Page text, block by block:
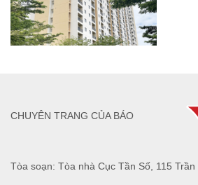
Tòa soạn: Tòa nhà Cục Tần Số, 115
CHUYÊN TRANG CỦA BÁO